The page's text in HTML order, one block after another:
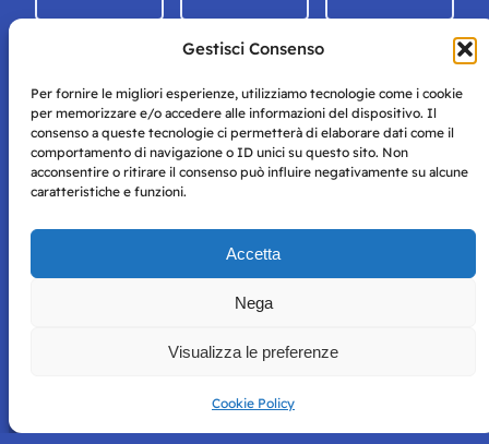
Gestisci Consenso
Per fornire le migliori esperienze, utilizziamo tecnologie come i cookie
per memorizzare e/o accedere alle informazioni del dispositivo. Il
consenso a queste tecnologie ci permetterà di elaborare dati come il
comportamento di navigazione o ID unici su questo sito. Non
acconsentire o ritirare il consenso può influire negativamente su alcune
caratteristiche e funzioni.
Accetta
Nega
Visualizza le preferenze
Cookie Policy
Storie di Napoli è una testata registrata presso il tribunale di
per mero scopo didattico e informativo.
perseguito secondo i termini di legge. Si nega l’utilizzo delle